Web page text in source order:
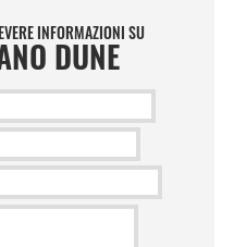
INFORMAZIONI SU
DUNE